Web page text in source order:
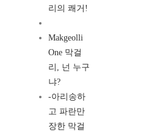
리의 쾌거!
Makgeolli
One 막걸
리, 넌 누구
냐?
-아리송하
고 파란만
장한 막걸